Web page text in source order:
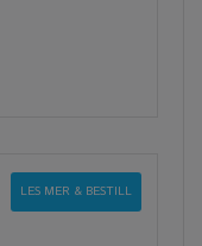
LES MER & BESTILL